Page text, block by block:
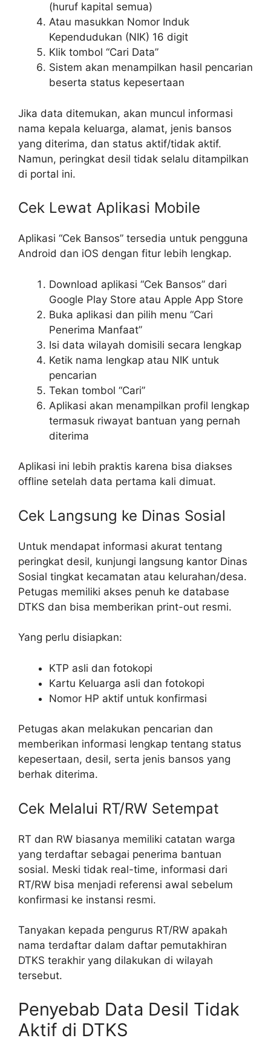
(huruf kapital semua)
Atau masukkan Nomor Induk
Kependudukan (NIK) 16 digit
Klik tombol “Cari Data”
Sistem akan menampilkan hasil pencarian
beserta status kepesertaan
Jika data ditemukan, akan muncul informasi
nama kepala keluarga, alamat, jenis bansos
yang diterima, dan status aktif/tidak aktif.
Namun, peringkat desil tidak selalu ditampilkan
di portal ini.
Cek Lewat Aplikasi Mobile
Aplikasi “Cek Bansos” tersedia untuk pengguna
Android dan iOS dengan fitur lebih lengkap.
Download aplikasi “Cek Bansos” dari
Google Play Store atau Apple App Store
Buka aplikasi dan pilih menu “Cari
Penerima Manfaat”
Isi data wilayah domisili secara lengkap
Ketik nama lengkap atau NIK untuk
pencarian
Tekan tombol “Cari”
Aplikasi akan menampilkan profil lengkap
termasuk riwayat bantuan yang pernah
diterima
Aplikasi ini lebih praktis karena bisa diakses
offline setelah data pertama kali dimuat.
Cek Langsung ke Dinas Sosial
Untuk mendapat informasi akurat tentang
peringkat desil, kunjungi langsung kantor Dinas
Sosial tingkat kecamatan atau kelurahan/desa.
Petugas memiliki akses penuh ke database
DTKS dan bisa memberikan print-out resmi.
Yang perlu disiapkan:
KTP asli dan fotokopi
Kartu Keluarga asli dan fotokopi
Nomor HP aktif untuk konfirmasi
Petugas akan melakukan pencarian dan
memberikan informasi lengkap tentang status
kepesertaan, desil, serta jenis bansos yang
berhak diterima.
Cek Melalui RT/RW Setempat
RT dan RW biasanya memiliki catatan warga
yang terdaftar sebagai penerima bantuan
sosial. Meski tidak real-time, informasi dari
RT/RW bisa menjadi referensi awal sebelum
konfirmasi ke instansi resmi.
Tanyakan kepada pengurus RT/RW apakah
nama terdaftar dalam daftar pemutakhiran
DTKS terakhir yang dilakukan di wilayah
tersebut.
Penyebab Data Desil Tidak
Aktif di DTKS